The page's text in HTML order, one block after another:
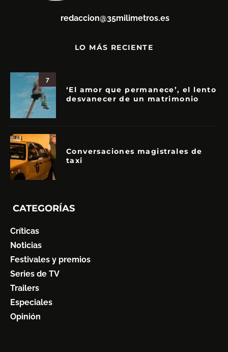
redaccion@35milimetros.es
LO MÁS RECIENTE
7
‘El amor que permanece’, el lento
desvanecer de un matrimonio
Conversaciones magistrales de
taxi
CATEGORÍAS
Críticas
Noticias
Festivales y premios
Series de TV
Trailers
Especiales
Opinión